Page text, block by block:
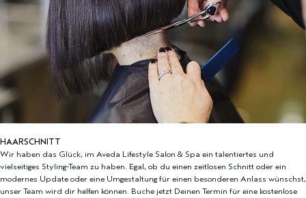
HAARSCHNITT
Wir haben das Glück, im Aveda Lifestyle Salon & Spa ein talentiertes und
vielseitiges Styling-Team zu haben. Egal, ob du einen zeitlosen Schnitt oder ein
modernes Update oder eine Umgestaltung für einen besonderen Anlass wünschst,
unser Team wird dir helfen können. Buche jetzt Deinen Termin für eine kostenlose